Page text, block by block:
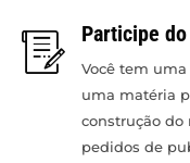
Participe
Você tem
uma matéria
construção do
pedidos de